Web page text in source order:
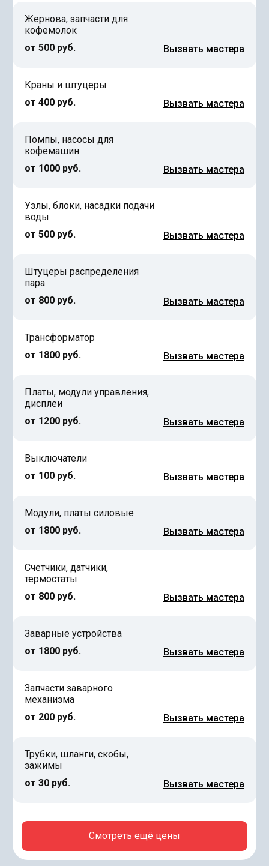
Жернова, запчасти для
кофемолок
от 500 руб.
Вызвать мастера
Краны и штуцеры
от 400 руб.
Вызвать мастера
Помпы, насосы для
кофемашин
от 1000 руб.
Вызвать мастера
Узлы, блоки, насадки подачи
воды
от 500 руб.
Вызвать мастера
Штуцеры распределения
пара
от 800 руб.
Вызвать мастера
Трансформатор
от 1800 руб.
Вызвать мастера
Платы, модули управления,
дисплеи
от 1200 руб.
Вызвать мастера
Выключатели
от 100 руб.
Вызвать мастера
Модули, платы силовые
от 1800 руб.
Вызвать мастера
Счетчики, датчики,
термостаты
от 800 руб.
Вызвать мастера
Заварные устройства
от 1800 руб.
Вызвать мастера
Запчасти заварного
механизма
от 200 руб.
Вызвать мастера
Трубки, шланги, скобы,
зажимы
от 30 руб.
Вызвать мастера
Смотреть ещё цены